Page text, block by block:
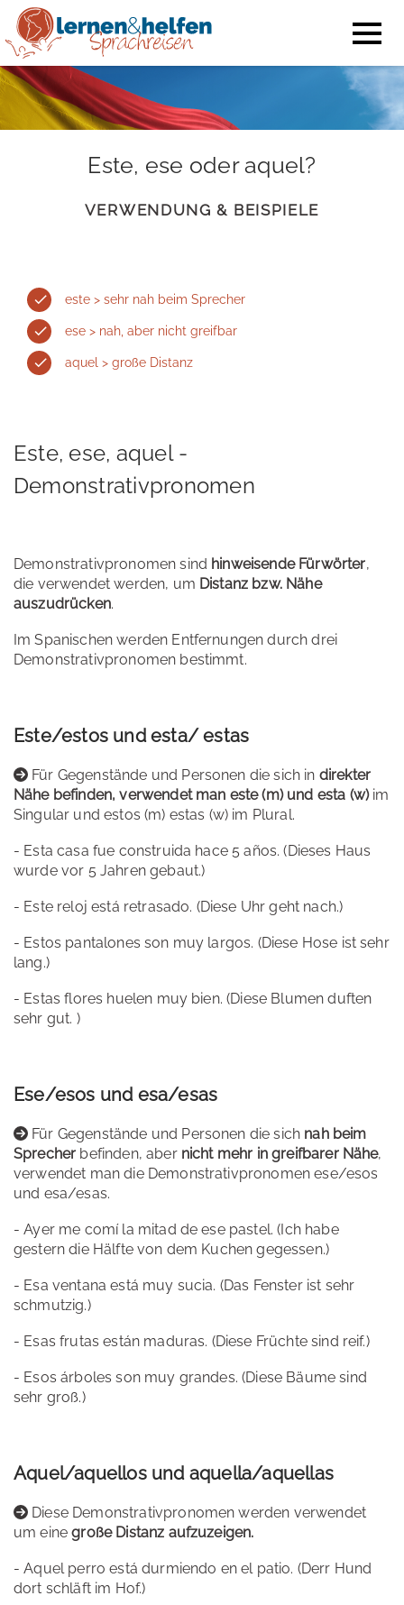
Este, ese oder aquel?
VERWENDUNG & BEISPIELE
este > sehr nah beim Sprecher
ese > nah, aber nicht greifbar
aquel > große Distanz
Este, ese, aquel -
Demonstrativpronomen
Demonstrativpronomen sind hinweisende Fürwörter,
die verwendet werden, um Distanz bzw. Nähe
auszudrücken.
Im Spanischen werden Entfernungen durch drei
Demonstrativpronomen bestimmt.
Este/estos und esta/ estas
Für Gegenstände und Personen die sich in direkter
Nähe befinden, verwendet man este (m) und esta (w)im
Singular und estos (m) estas (w) im Plural.
- Esta casa fue construida hace 5 años. (Dieses Haus
wurde vor 5 Jahren gebaut.)
- Este reloj está retrasado. (Diese Uhr geht nach.)
- Estos pantalones son muy largos. (Diese Hose ist sehr
lang.)
- Estas flores huelen muy bien. (Diese Blumen duften
sehr gut. )
Ese/esos und esa/esas
Für Gegenstände und Personen die sich nah beim
Sprecher befinden, aber nicht mehr in greifbarer Nähe,
verwendet man die Demonstrativpronomen ese/esos
und esa/esas.
- Ayer me comí la mitad de ese pastel. (Ich habe
gestern die Hälfte von dem Kuchen gegessen.)
- Esa ventana está muy sucia. (Das Fenster ist sehr
schmutzig.)
- Esas frutas están maduras. (Diese Früchte sind reif.)
- Esos árboles son muy grandes. (Diese Bäume sind
sehr groß.)
Aquel/aquellos und aquella/aquellas
Diese Demonstrativpronomen werden verwendet
um einegroße Distanz aufzuzeigen.
- Aquel perro está durmiendo en el patio. (Derr Hund
dort schläft im Hof.)